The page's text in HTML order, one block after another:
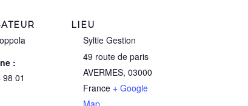
:
01
LIEU
Syltie Gestion
49 route de paris
AVERMES, 03000
France + Google
Map